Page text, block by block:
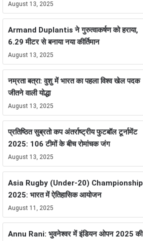
August 13, 2025
Armand Duplantis ने गुरुत्वाकर्षण को हराया,
6.29 मीटर से बनाया नया कीर्तिमान
August 13, 2025
नम्रता बत्रा: वुशु में भारत का पहला विश्व खेल पदक
जीतने वाली योद्धा
August 13, 2025
प्रतिष्ठित सुब्रतो कप अंतर्राष्ट्रीय फुटबॉल टूर्नामेंट
2025: 106 टीमों के बीच रोमांचक जंग
August 13, 2025
Asia Rugby (Under-20) Championship
2025: भारत में ऐतिहासिक आयोजन
August 11, 2025
Annu Rani: भुवनेश्वर में इंडियन ओपन 2025 की